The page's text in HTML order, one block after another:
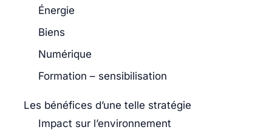
Énergie
Biens
Numérique
Formation – sensibilisation
Les bénéfices d’une telle stratégie
Impact sur l’environnement